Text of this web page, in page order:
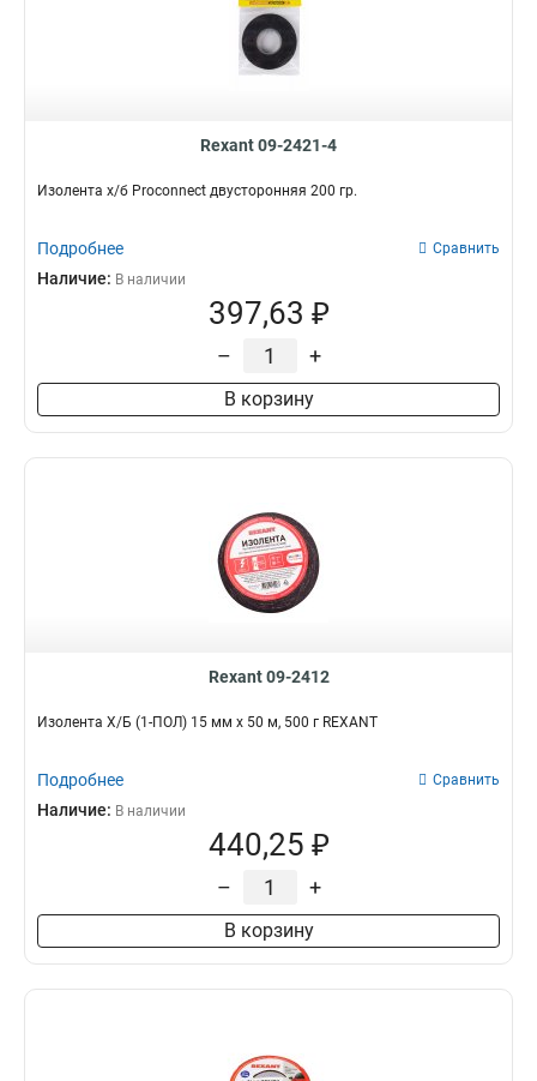
Rexant 09-2421-4
Изолента х/б Proconnect двусторонняя 200 гр.
Подробнее Сравнить
Наличие: В наличии
397,63 ₽
– +
В корзину
Rexant 09-2412
Изолента Х/Б (1-ПОЛ) 15 мм х 50 м, 500 г REXANT
Подробнее Сравнить
Наличие: В наличии
440,25 ₽
– +
В корзину